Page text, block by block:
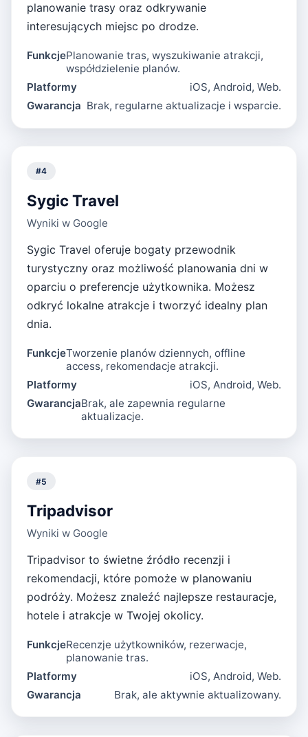
planowanie trasy oraz odkrywanie
interesujących miejsc po drodze.
FunkcjePlanowanie tras, wyszukiwanie atrakcji,
współdzielenie planów.
Platformy
iOS, Android, Web.
Gwarancja Brak, regularne aktualizacje i wsparcie.
#4
Sygic Travel
Wyniki w Google
Sygic Travel oferuje bogaty przewodnik
turystyczny oraz możliwość planowania dni w
oparciu o preferencje użytkownika. Możesz
odkryć lokalne atrakcje i tworzyć idealny plan
dnia.
FunkcjeTworzenie planów dziennych, offline
access, rekomendacje atrakcji.
Platformy
iOS, Android, Web.
GwarancjaBrak, ale zapewnia regularne
aktualizacje.
#5
Tripadvisor
Wyniki w Google
Tripadvisor to świetne źródło recenzji i
rekomendacji, które pomoże w planowaniu
podróży. Możesz znaleźć najlepsze restauracje,
hotele i atrakcje w Twojej okolicy.
FunkcjeRecenzje użytkowników, rezerwacje,
planowanie tras.
Platformy
iOS, Android, Web.
Gwarancja
Brak, ale aktywnie aktualizowany.